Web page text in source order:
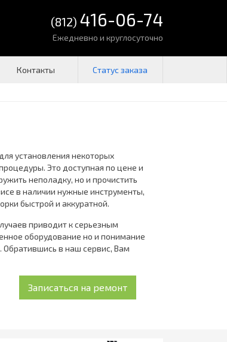
(812) 416-06-74
Ежедневно и круглосуточно
Контакты
установления некоторых
Это доступная по цене и
неполадку, но и прочистить
в наличии нужные инструменты,
быстрой и аккуратной.
приводит к серьезным
оборудование но и понимание
Обратившись в наш сервис, Вам